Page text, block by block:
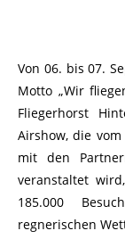
Von 06. bis 07.
Motto „Wir
Fliegerhorst
Airshow, die
mit den
veranstaltet
185.000
regnerischen